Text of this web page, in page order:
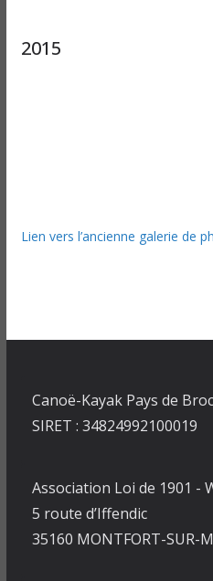
2015
Lien vers l’ancienne galerie de
Canoë-Kayak Pays de
SIRET : 34824992100019
Association Loi de 1901 -
5 route d’Iffendic
35160 MONTFORT-SUR-